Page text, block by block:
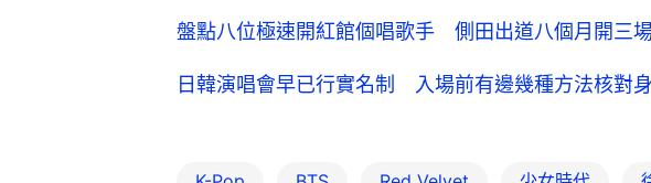
盤點八位極速開紅館個唱歌手 側田出道八個月開三
日韓演唱會早已行實名制 入場前有邊幾種方法核對